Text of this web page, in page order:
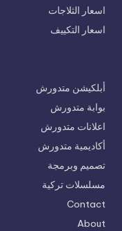
اسعار الثلاجات
اسعار التكييف
أبلكيشن متدورش
بوابة متدورش
اعلانات متدورش
أكاديمية متدورش
تصميم وبرمجة
مسلسلات تركية
Contact
About